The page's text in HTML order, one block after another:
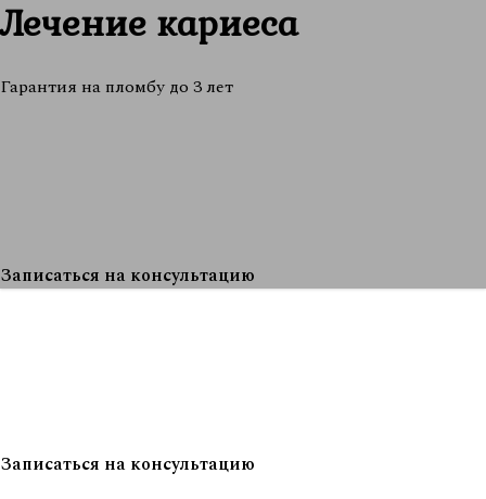
Лечение кариеса
Гарантия на пломбу до 3 лет
Записаться на консультацию
Записаться на консультацию